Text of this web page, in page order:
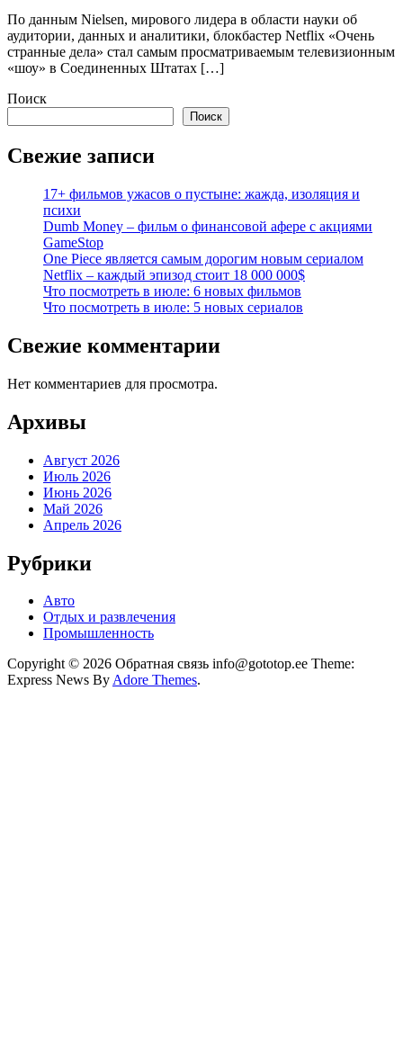
По данным Nielsen, мирового лидера в области науки об
аудитории, данных и аналитики, блокбастер Netflix «Очень
странные дела» стал самым просматриваемым телевизионным
«шоу» в Соединенных Штатах […]
Поиск
Поиск
Свежие записи
17+ фильмов ужасов о пустыне: жажда, изоляция и
психи
Dumb Money – фильм о финансовой афере с акциями
GameStop
One Piece является самым дорогим новым сериалом
Netflix – каждый эпизод стоит 18 000 000$
Что посмотреть в июле: 6 новых фильмов
Что посмотреть в июле: 5 новых сериалов
Свежие комментарии
Нет комментариев для просмотра.
Архивы
Август 2026
Июль 2026
Июнь 2026
Май 2026
Апрель 2026
Рубрики
Авто
Отдых и развлечения
Промышленность
Copyright © 2026 Обратная связь info@gototop.ee Theme:
Express News ByAdore Themes.